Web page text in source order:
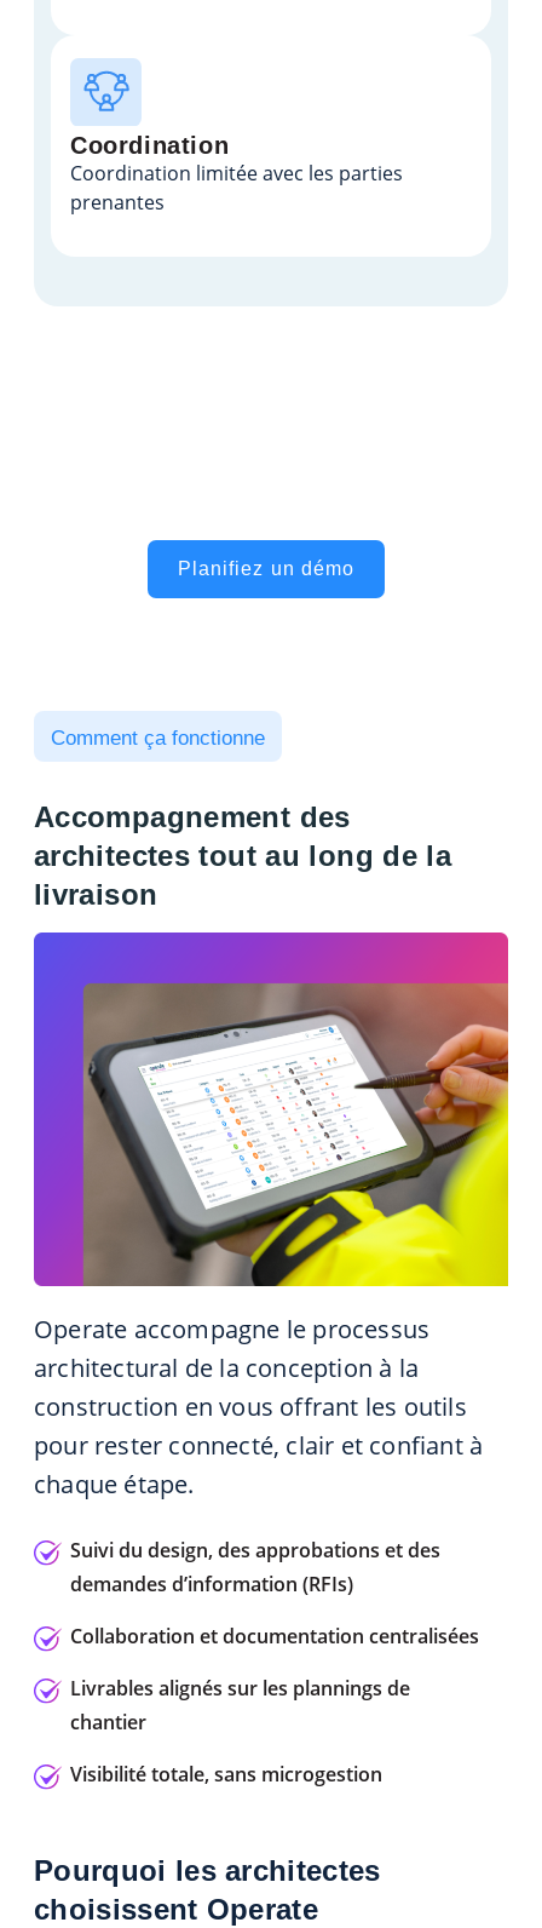
Coordination
Coordination limitée avec les parties
prenantes
Planifiez un démo
Comment ça fonctionne
Accompagnement des
architectes tout au long de la
livraison
Operate accompagne le processus
architectural de la conception à la
construction en vous offrant les outils
pour rester connecté, clair et confiant à
chaque étape.
Suivi du design, des approbations et des
demandes d’information (RFIs)
Collaboration et documentation centralisées
Livrables alignés sur les plannings de
chantier
Visibilité totale, sans microgestion
Pourquoi les architectes
choisissent Operate